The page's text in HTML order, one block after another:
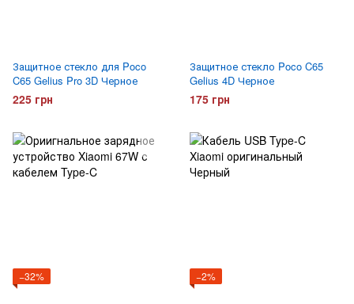
Защитное стекло для Poco
C65 Gelius Pro 3D Черное
225 грн
Защитное стекло Poco C65
Gelius 4D Черное
175 грн
−32% −2%